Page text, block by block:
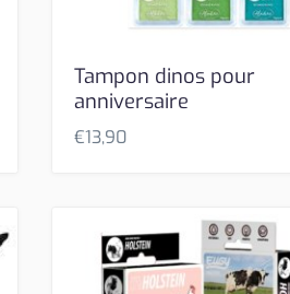
Tampon dinos pour
anniversaire
€13,90